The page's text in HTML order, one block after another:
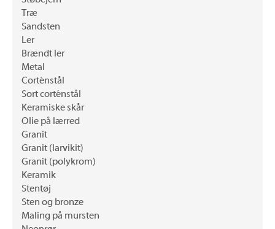
Træ
Sandsten
Ler
Brændt ler
Metal
Corténstål
Sort corténstål
Keramiske skår
Olie på lærred
Granit
Granit (larvikit)
Granit (polykrom)
Keramik
Stentøj
Sten og bronze
Maling på mursten